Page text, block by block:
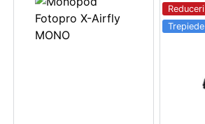
Reduceri